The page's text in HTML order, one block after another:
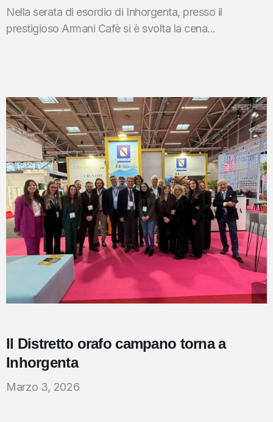
Nella serata di esordio di Inhorgenta, presso il
prestigioso Armani Cafè si è svolta la cena...
Il Distretto orafo campano torna a
Inhorgenta
Marzo 3, 2026